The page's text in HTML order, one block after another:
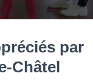
G
I
par
Châtel